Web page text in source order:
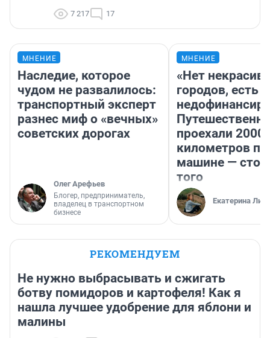
7 217 17
МНЕНИЕ
Наследие, которое
чудом не развалилось:
транспортный эксперт
разнес миф о «вечных»
советских дорогах
Олег Арефьев
Блогер, предприниматель,
владелец в транспортном
бизнесе
МНЕНИЕ
«Нет
городов, есть
проехали 2000
километров по
машине —
того
Екатерина
РЕКОМЕНДУЕМ
Не нужно выбрасывать и сжигать
ботву помидоров и картофеля! Как я
нашла лучшее удобрение для яблони и
малины